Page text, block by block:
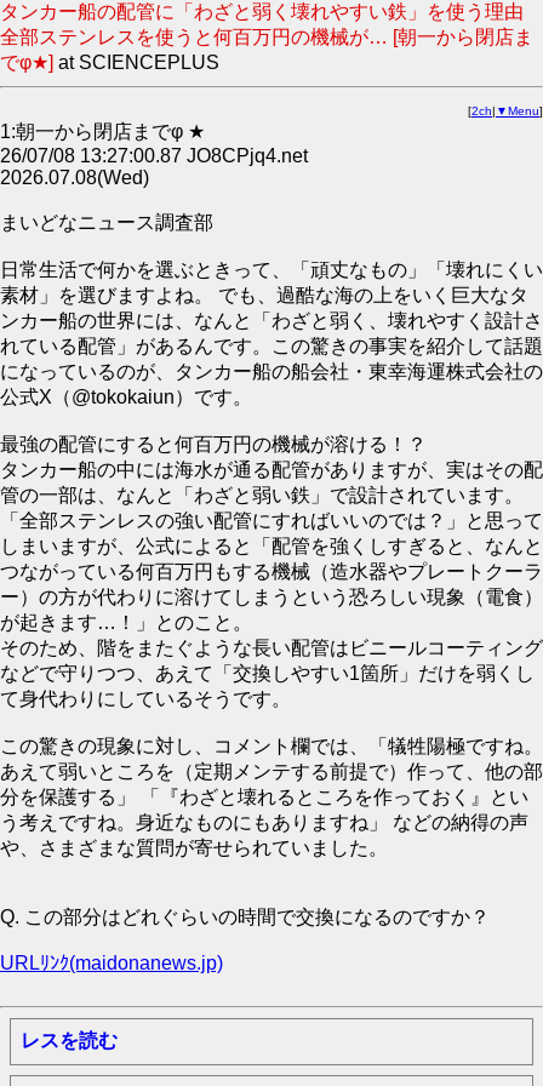
タンカー船の配管に「わざと弱く壊れやすい鉄」を使う理由
全部ステンレスを使うと何百万円の機械が… [朝一から閉店ま
でφ★] at SCIENCEPLUS
[2ch| ▼Menu]
1:朝一から閉店までφ ★
26/07/08 13:27:00.87 JO8CPjq4.net
2026.07.08(Wed)
まいどなニュース調査部
日常生活で何かを選ぶときって、「頑丈なもの」「壊れにくい
素材」を選びますよね。 でも、過酷な海の上をいく巨大なタ
ンカー船の世界には、なんと「わざと弱く、壊れやすく設計さ
れている配管」があるんです。この驚きの事実を紹介して話題
になっているのが、タンカー船の船会社・東幸海運株式会社の
公式X（@tokokaiun）です。
最強の配管にすると何百万円の機械が溶ける！？
タンカー船の中には海水が通る配管がありますが、実はその配
管の一部は、なんと「わざと弱い鉄」で設計されています。
「全部ステンレスの強い配管にすればいいのでは？」と思って
しまいますが、公式によると「配管を強くしすぎると、なんと
つながっている何百万円もする機械（造水器やプレートクーラ
ー）の方が代わりに溶けてしまうという恐ろしい現象（電食）
が起きます…！」とのこと。
そのため、階をまたぐような長い配管はビニールコーティング
などで守りつつ、あえて「交換しやすい1箇所」だけを弱くし
て身代わりにしているそうです。
この驚きの現象に対し、コメント欄では、「犠牲陽極ですね。
あえて弱いところを（定期メンテする前提で）作って、他の部
分を保護する」 「『わざと壊れるところを作っておく』とい
う考えですね。身近なものにもありますね」 などの納得の声
や、さまざまな質問が寄せられていました。
Q. この部分はどれぐらいの時間で交換になるのですか？
URLﾘﾝｸ(maidonanews.jp)
レスを読む